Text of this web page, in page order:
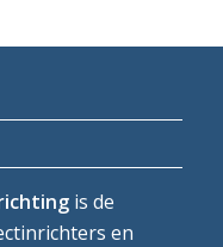
is de
en